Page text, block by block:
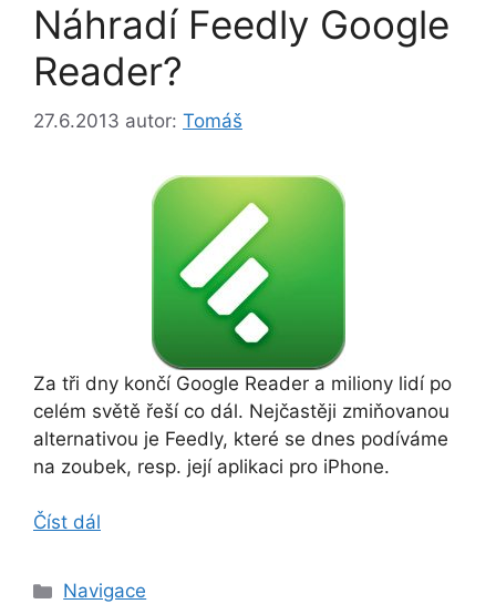
Náhradí Feedly Google
Reader?
27.6.2013 autor: Tomáš
Za tři dny končí Google Reader a miliony lidí po
celém světě řeší co dál. Nejčastěji zmiňovanou
alternativou je Feedly, které se dnes podíváme
na zoubek, resp. její aplikaci pro iPhone.
Číst dál
Rubriky
Navigace